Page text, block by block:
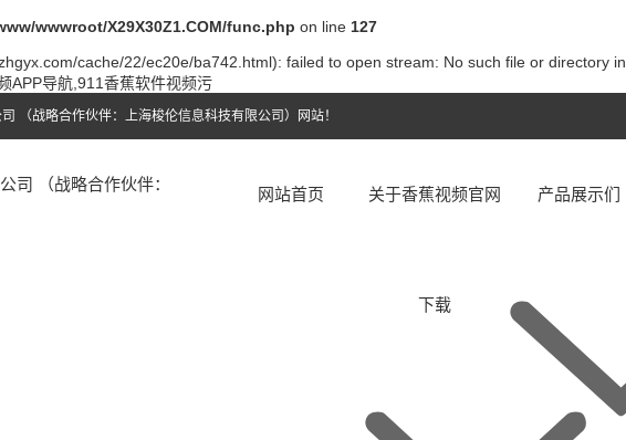
wwwroot/X29X30Z1.COM/func.php on line 127
cache/22/ec20e/ba742.html): failed to open stream: No such file or directory in
APP导航,911香蕉软件视频污
（战略合作伙伴：上海梭伦信息科技有限公司）网站！
网站首页 关于香蕉视频官网
下载
产品展示们